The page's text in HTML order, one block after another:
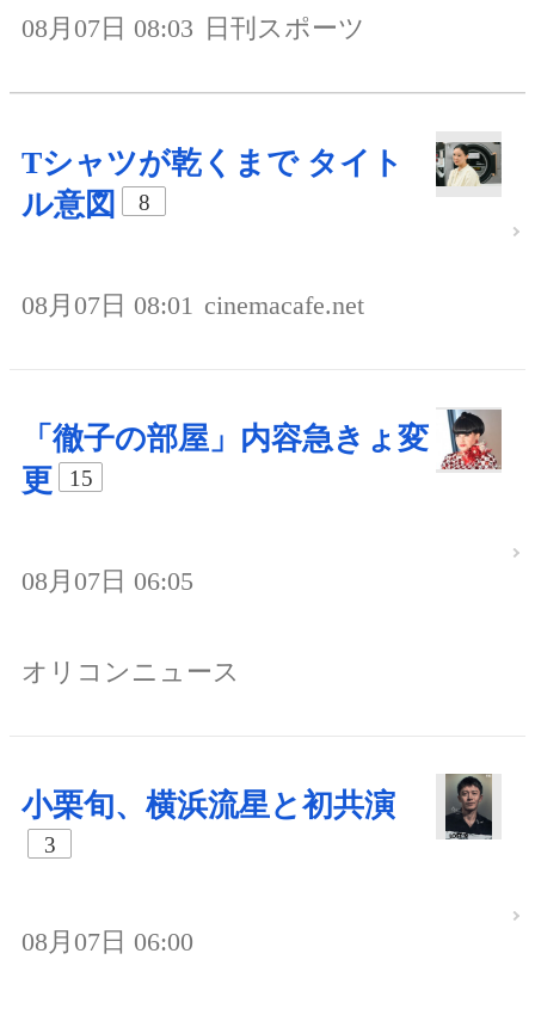
08月07日 08:03 日刊スポーツ
Tシャツが乾くまで タイト
ル意図
8
08月07日 08:01 cinemacafe.net
「徹子の部屋」内容急きょ変
更
15
08月07日 06:05
オリコンニュース
小栗旬、横浜流星と初共演
3
08月07日 06:00